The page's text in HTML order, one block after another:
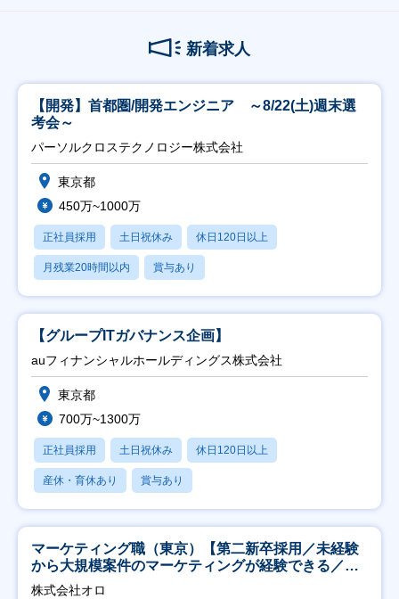
新着求人
【開発】首都圏/開発エンジニア ～8/22(土)週末選
考会～
パーソルクロステクノロジー株式会社
東京都
450万~1000万
正社員採用 土日祝休み 休日120日以上
月残業20時間以内 賞与あり
【グループITガバナンス企画】
auフィナンシャルホールディングス株式会社
東京都
700万~1300万
正社員採用 土日祝休み 休日120日以上
産休・育休あり 賞与あり
マーケティング職（東京）【第二新卒採用／未経験
から大規模案件のマーケティングが経験できる／研
修充実】
株式会社オロ